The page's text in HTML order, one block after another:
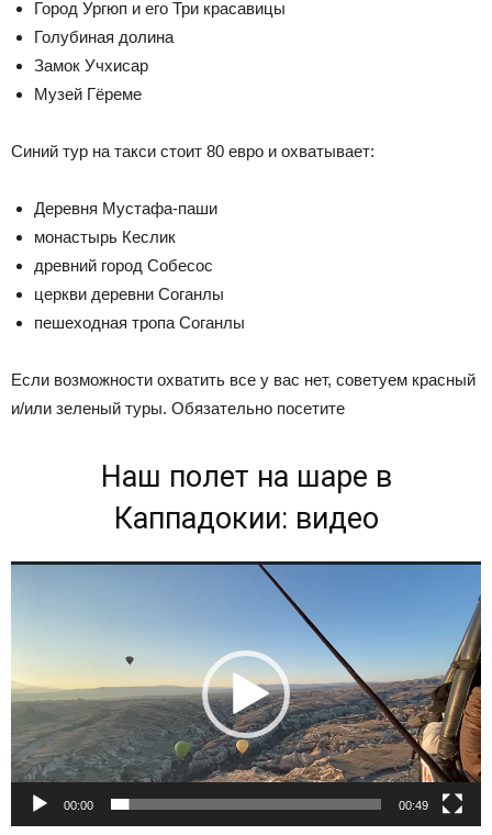
Город Ургюп и его Три красавицы
Голубиная долина
Замок Учхисар
Музей Гёреме
Синий тур на такси стоит 80 евро и охватывает:
Деревня Мустафа-паши
монастырь Кеслик
древний город Собесос
церкви деревни Соганлы
пешеходная тропа Соганлы
Если возможности охватить все у вас нет, советуем красный
и/или зеленый туры. Обязательно посетите
Наш полет на шаре в
Каппадокии: видео
00:00 00:49